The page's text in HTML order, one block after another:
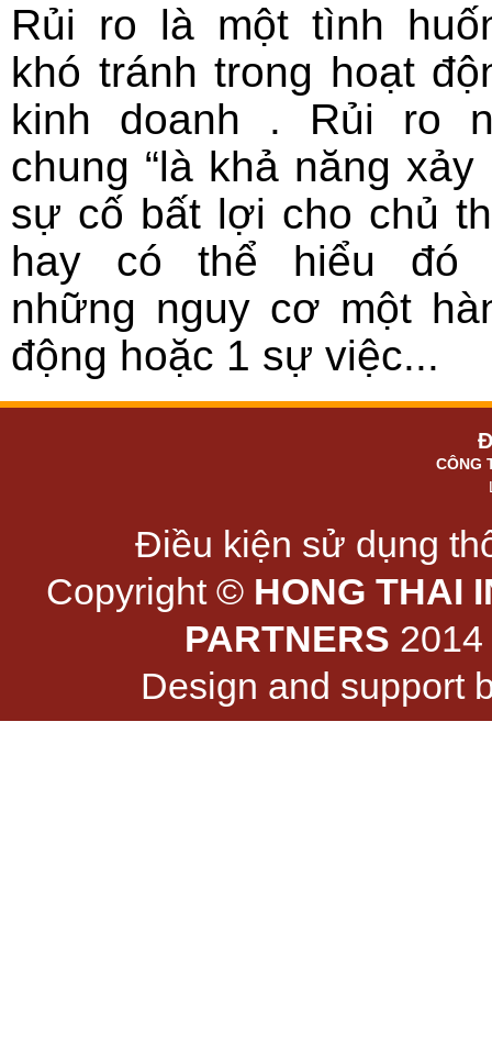
Rủi ro là một tình
khó tránh trong hoạt
kinh doanh . Rủi ro
chung “là khả năng xảy
sự cố bất lợi cho chủ
hay có thể hiểu đó
những nguy cơ một
động hoặc 1 sự việc...
CÔNG
Điều kiện sử dụng
Copyright © HONG THAI
PARTNERS
Design and support